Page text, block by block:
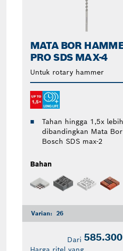
MATA BOR
PRO SDS MAX-4
Untuk rotary hammer
Tahan hingga 1,5x
dibandingkan Mata Bor
Bosch SDS max-2
Bahan
Varian: 26
Dari